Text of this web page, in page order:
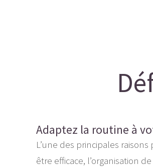
Adaptez la routine à
L’une des principales
être efficace, l’organisation